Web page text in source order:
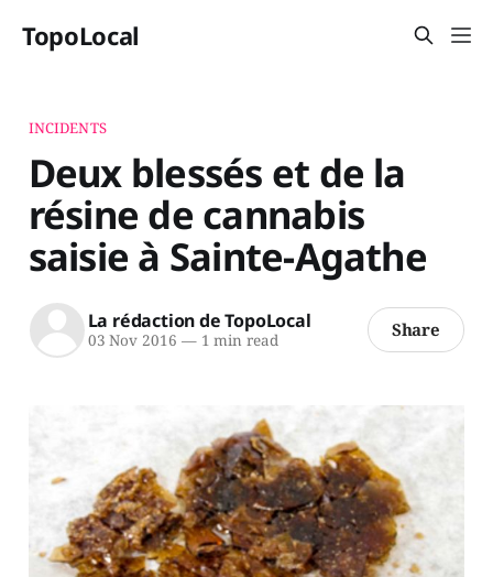
TopoLocal
INCIDENTS
Deux blessés et de la
résine de cannabis
saisie à Sainte-Agathe
La rédaction de TopoLocal
03 Nov 2016 —1 min read Share